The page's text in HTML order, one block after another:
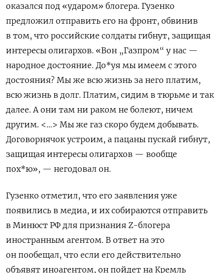
оказался под «ударом» блогера. Гузенко
предложил отправить его на фронт, обвинив
в том, что российские солдаты гибнут, защищая
интересы олигархов. «Вон „Газпром“ у нас —
народное достояние. До*уя мы имеем с этого
достояния? Мы же всю жизнь за него платим,
всю жизнь в долг. Платим, сидим в тюрьме и так
далее. А они там ни раком не болеют, ничем
другим. <…> Мы же газ скоро будем добывать.
Договорнячок устроим, а пацаны пускай гибнут,
защищая интересы олигархов — вообще
пох*ю», — негодовал он.
Гузенко отметил, что его заявления уже
появились в медиа, и их собираются отправить
в Минюст РФ для признания Z-блогера
иностранным агентом. В ответ на это
он пообещал, что если его действительно
объявят иноагентом, он пойдет на Кремль